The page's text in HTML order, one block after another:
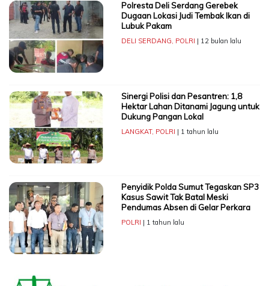
Polresta Deli Serdang Gerebek
Dugaan Lokasi Judi Tembak Ikan di
Lubuk Pakam
DELI SERDANG, POLRI | 12 bulan lalu
Sinergi Polisi dan Pesantren: 1,8
Hektar Lahan Ditanami Jagung untuk
Dukung Pangan Lokal
LANGKAT, POLRI | 1 tahun lalu
Penyidik Polda Sumut Tegaskan SP3
Kasus Sawit Tak Batal Meski
Pendumas Absen di Gelar Perkara
POLRI | 1 tahun lalu